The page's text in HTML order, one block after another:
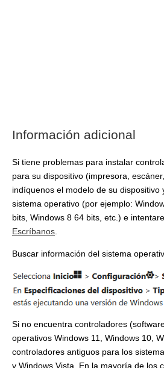
Información adicional
Si tiene problemas para instalar
para su dispositivo (impresora,
indíquenos el modelo de su dispositivo
sistema operativo (por ejemplo:
bits, Windows 8 64 bits, etc.) e
Escríbanos
Buscar información del sistema
Si no encuentra controladores
operativos Windows 11, Windows 10,
controladores antiguos para los
y Windows Vista. En la mayoría de los